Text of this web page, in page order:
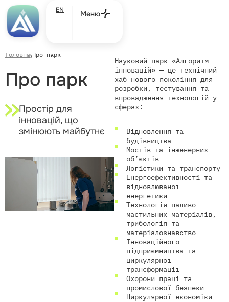
EN Меню
Головна Про парк
Про парк
Простір для
інновацій, що
змінюють майбутнє
Науковий парк «Алгоритм
інновацій» — це технічний
хаб нового покоління для
розробки, тестування та
впровадження технологій у
сферах:
Відновлення та
будівництва
Мостів та інженерних
об’єктів
Логістики та транспорту
Енергоефективності та
відновлюваної
енергетики
Технологія паливо-
мастильних матеріалів,
трибологія та
матеріалознавство
Інноваційного
підприємництва та
циркулярної
трансформації
Охорони праці та
промислової безпеки
Циркулярної економіки